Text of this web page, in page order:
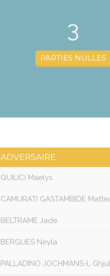
3
PARTIES NULLES
ADVERSAIRE
QUILICI Maelys
CAMURATI GASTAMBIDE
BELTRAME Jade
BERGUES Neyla
PALLADINO JOCHMANS-L